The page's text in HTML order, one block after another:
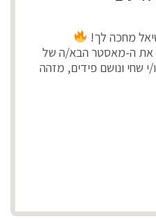
מחכה לך!
את ה-מאסטר הבא/ה של
י שחי ונושם פידים, מזהה